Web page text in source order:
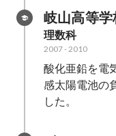
岐山高等学
理数科
2007-2010
酸化亜鉛を電
感太陽電池の
した。